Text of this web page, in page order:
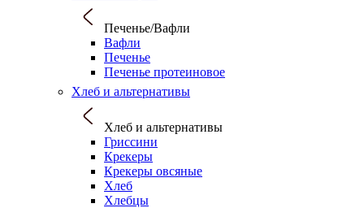
Печенье/Вафли
Вафли
Печенье
Печенье протеиновое
Хлеб и альтернативы
Хлеб и альтернативы
Гриссини
Крекеры
Крекеры овсяные
Хлеб
Хлебцы